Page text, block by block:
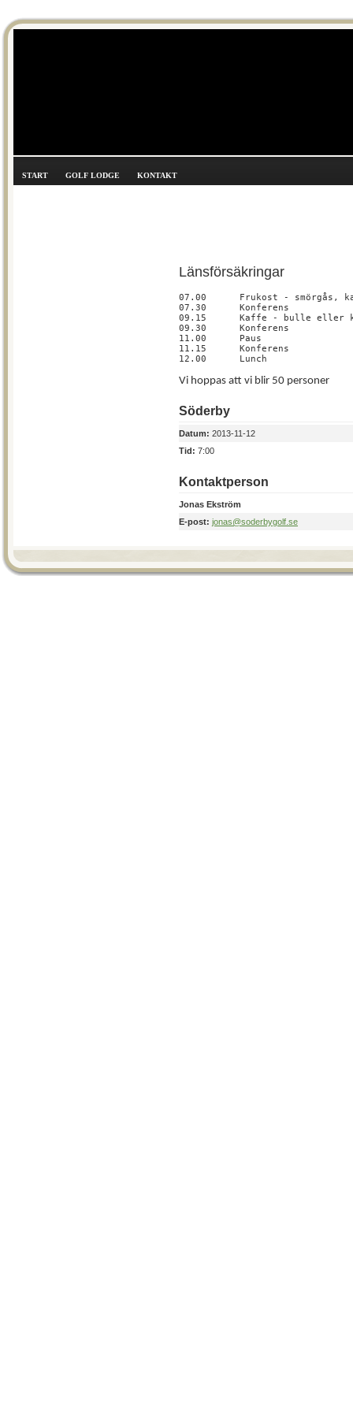
START GOLF LODGE KONTAKT
Länsförsäkringar
07.00
Frukost - smörgås,
07.30
Konferens
09.15
Kaffe - bulle eller
09.30
Konferens
11.00
Paus
11.15
Konferens
12.00
Lunch
Vi hoppas att vi blir 50 personer
Söderby
Datum: 2013-11-12
Tid: 7:00
Kontaktperson
Jonas Ekström
E-post: jonas@soderbygolf.se